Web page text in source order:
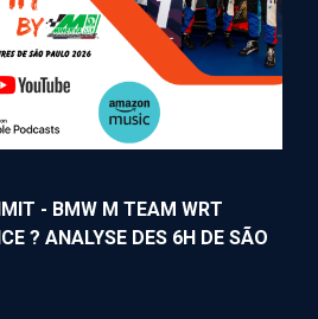
- BMW M TEAM WRT
? ANALYSE DES 6H DE SÃO